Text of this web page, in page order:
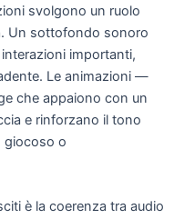
svolgono un ruolo
Un sottofondo sonoro
importanti,
Le animazioni —
che appaiono con un
e rinforzano il tono
giocoso o
è la coerenza tra audio